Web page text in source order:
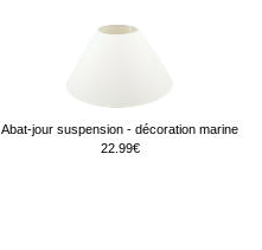
Abat-jour suspension - décoration marine
22.99€